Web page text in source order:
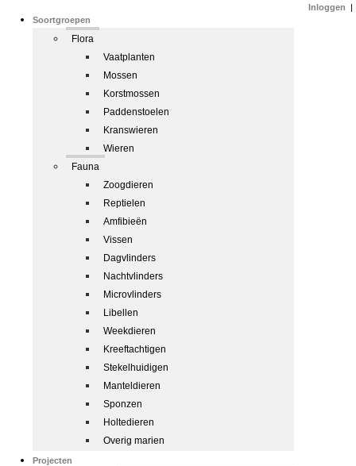
Soortgroepen
Flora
Vaatplanten
Mossen
Korstmossen
Paddenstoelen
Kranswieren
Wieren
Fauna
Zoogdieren
Reptielen
Amfibieën
Vissen
Dagvlinders
Nachtvlinders
Microvlinders
Libellen
Weekdieren
Kreeftachtigen
Stekelhuidigen
Manteldieren
Sponzen
Holtedieren
Overig marien
Projecten
Inloggen |